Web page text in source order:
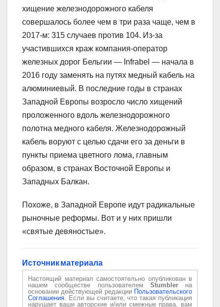
хищение железнодорожного кабеля
совершалось более чем в три раза чаще, чем в
2017-м: 315 случаев против 104. Из-за
участившихся краж компания-оператор
железных дорог Бельгии — Infrabel — начала в
2016 году заменять на путях медный кабель на
алюминиевый. В последние годы в странах
Западной Европы возросло число хищений
проложенного вдоль железнодорожного
полотна медного кабеля. Железнодорожный
кабель воруют с целью сдачи его за деньги в
пункты приема цветного лома, главным
образом, в странах Восточной Европы и
Западных Балкан.
Похоже, в Западной Европе идут радикальные
рыночные реформы. Вот и у них пришли
«святые девяностые».
Источник материала
Настоящий материал самостоятельно опубликован в
нашем сообществе пользователем Stumblerна
основании действующей редакции Пользовательского
Соглашения. Если вы считаете, что такая публикация
нарушает ваши авторские и/или смежные права, вам